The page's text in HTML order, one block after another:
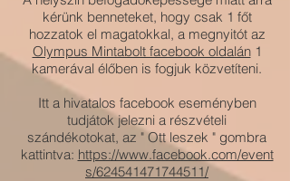
kérünk benneteket, hogy csak 1 főt
hozzatok el magatokkal, a megnyitót az
Olympus Mintabolt facebook oldalán1
kamerával élőben is fogjuk közvetíteni.
Itt a hivatalos facebook eseményben
tudjátok jelezni a részvételi
szándékotokat, az " Ott leszek " gombra
kattintva: https://www.facebook.com/event
s/624541471744511/